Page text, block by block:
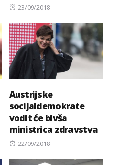
Posted
23/09/2018
Austrijske
socijaldemokrate
vodit će bivša
ministrica zdravstva
Posted
22/09/2018